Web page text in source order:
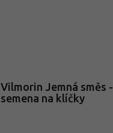
Vilmorin Jemná směs -
semena na klíčky